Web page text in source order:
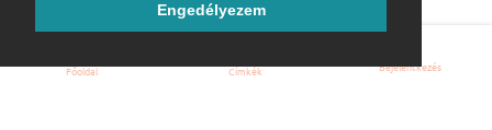
Engedélyezem
Főoldal Címkék Bejelentkezés